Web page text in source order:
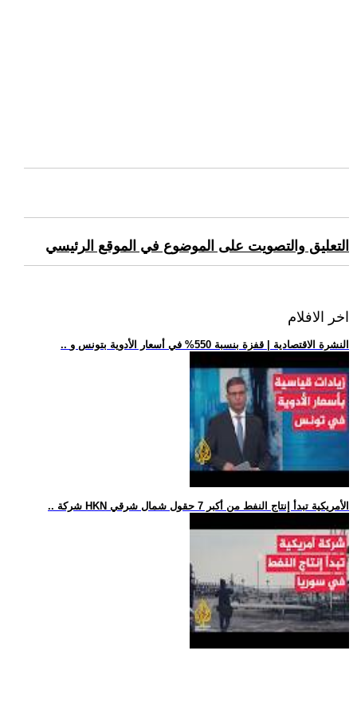
التعليق والتصويت على الموضوع في الموقع الرئيسي
اخر الافلام
.. النشرة الاقتصادية | قفزة بنسبة 550% في أسعار الأدوية بتونس و
.. شركة HKN الأمريكية تبدأ إنتاج النفط من أكبر 7 حقول شمال شرقي